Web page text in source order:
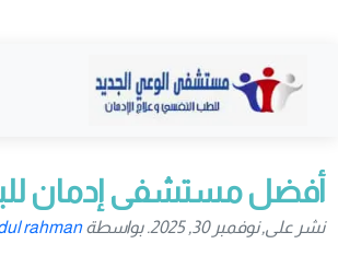
أفضل مستشفى إدمان
نشر على, نوفمبر 30, 2025. بواسطة rahman